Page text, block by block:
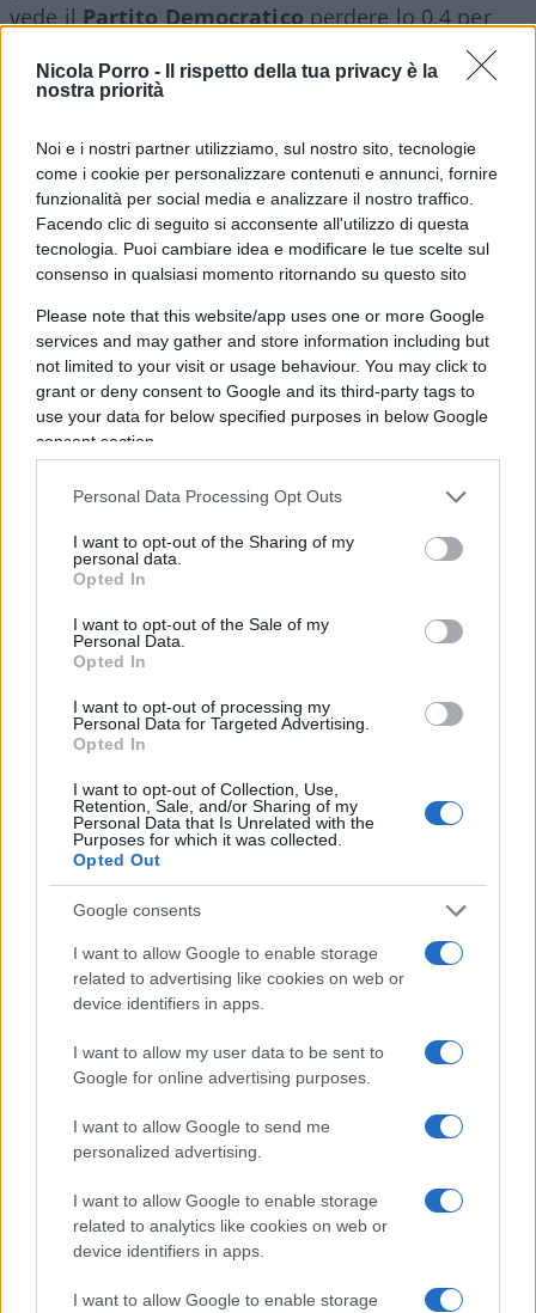
Nicola Porro -
Il rispetto della tua privacy è la
nostra priorità
Noi e i nostri partner utilizziamo, sul nostro sito, tecnologie
come i cookie per personalizzare contenuti e annunci, fornire
funzionalità per social media e analizzare il nostro traffico.
Facendo clic di seguito si acconsente all'utilizzo di questa
tecnologia. Puoi cambiare idea e modificare le tue scelte sul
consenso in qualsiasi momento ritornando su questo sito
Please note that this website/app uses one or more Google
services and may gather and store information including but
not limited to your visit or usage behaviour. You may click to
grant or deny consent to Google and its third-party tags to
use your data for below specified purposes in below Google
consent section.
Personal Data Processing Opt Outs
I want to opt-out of the Sharing of my
personal data.
Opted In
I want to opt-out of the Sale of my
Personal Data.
Opted In
I want to opt-out of processing my
Personal Data for Targeted Advertising.
Opted In
I want to opt-out of Collection, Use,
Retention, Sale, and/or Sharing of my
Personal Data that Is Unrelated with the
Purposes for which it was collected.
Opted Out
Google consents
I want to allow Google to enable storage
related to advertising like cookies on web or
device identifiers in apps.
I want to allow my user data to be sent to
Google for online advertising purposes.
I want to allow Google to send me
personalized advertising.
I want to allow Google to enable storage
related to analytics like cookies on web or
device identifiers in apps.
I want to allow Google to enable storage
vede il Partito Democratico perdere lo 0,4 per
cento dei voti, stanziando al 20 per cento; mentre
il Movimento 5 Stelle al 15,9 per cento. Primo
Presidente del Consiglio, che vanta un28,7 per
cento, oltre 2 punti e mezzo percentuali in più
rispetto agli esiti delle scorse politiche di
settembre 2022.
Per approfondire:
“Sondaggi affossano FdI”. Ma è una clamorosa
Sondaggi, altri guai per Schlein (e la Lega
Altro che Schlein, l’opposizione alla Meloni la fa
un pezzo di Stato
In crescita è anche Forza Italia, che nella
segretario azzurro ecco che il partito riduce il gap
dall’alleato leghista. Il Carroccio, infatti, dopo una
vertiginosa risalita in queste ultime settimane, che
lo ha visto toccare punte del 10 per cento, torna
sotto la soglia della doppia cifra e si ferma al 9,8
per cento. Dall’altra parte, invece, Forza Italia
guadagna lo 0,3 per cento ed ora stanzia al 7,5 per
cento. Continua poi il tracollo di
Matteo Renzi
Carlo Calenda, fermi rispettivamente al 2,9 per
cento ed al 3,4 per cento dei consensi.
Quest’ultimo comunque davanti a Verdi e Sinistra
Italiana, fermi al 3,1 per cento.
#ELLY SCHLEIN #GOVERNO MELONI #SONDAGGI
17